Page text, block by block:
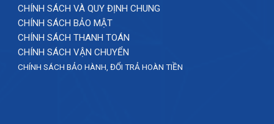
CHÍNH SÁCH VÀ QUY ĐỊNH CHUNG
CHÍNH SÁCH BẢO MẬT
CHÍNH SÁCH THANH TOÁN
CHÍNH SÁCH VẬN CHUYỂN
CHÍNH SÁCH BẢO HÀNH, ĐỔI TRẢ HOÀN TIỀN